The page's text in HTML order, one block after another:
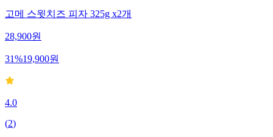
고메 스윗치즈 피자 325g x2개
28,900원
31%19,900원
4.0
(2)